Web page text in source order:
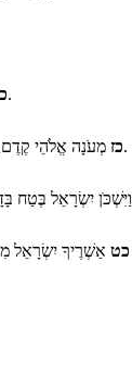
אֵין כָּאֵל, יְשֻׁרוּן: רֹכֵב שָׁמַיִם בְּעֶזְרֶךָ, וּבְגַאֲוָתוֹ שְׁחָקִים.
כזמְעֹנָה אֱלֹהֵי קֶדֶם, וּמִתַּחַת זְרֹעֹת עוֹלָם; וַיְגָרֶשׁ מִפָּנֶיךָ אוֹיֵב, וַיֹּאמֶר הַשְׁמֵד.
כט אַשְׁרֶיךָ יִשְׂרָאֵל